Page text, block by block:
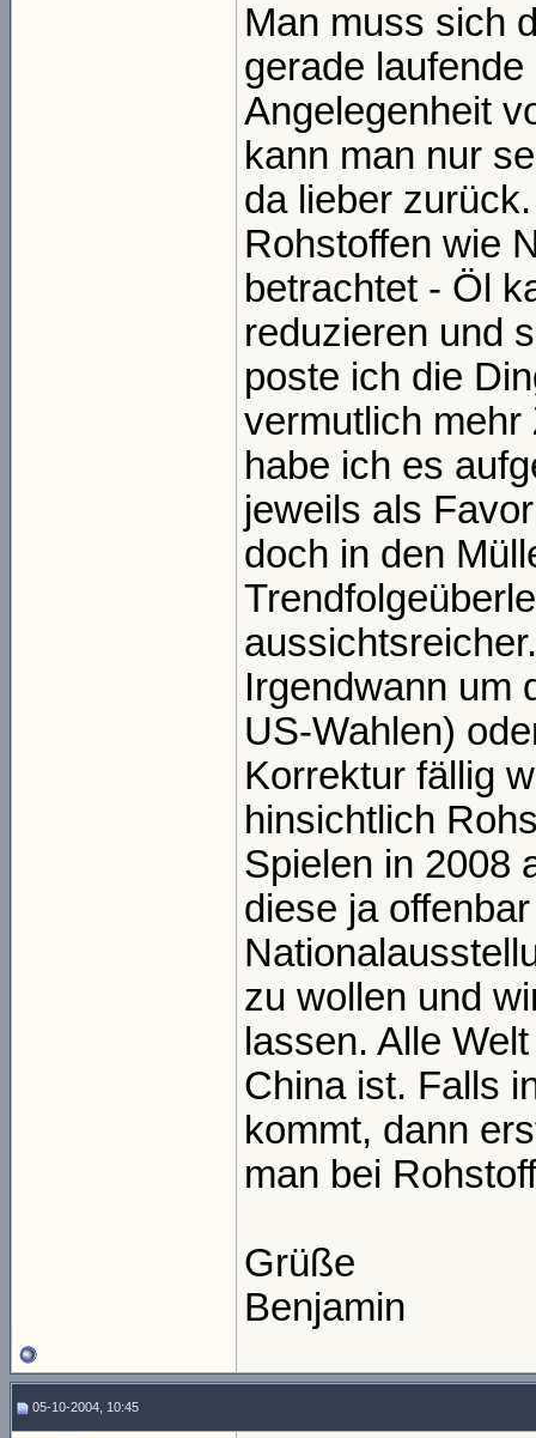
Man muss sich
gerade
Angelegenheit
kann man nur
da lieber
Rohstoffen wie
betrachtet - Öl
reduzieren und
poste ich die
vermutlich mehr
habe ich es
jeweils als
doch in den
aussichtsreicher.
Irgendwann um
US-Wahlen)
Korrektur fällig
hinsichtlich
Spielen in 2008
diese ja
zu wollen und
lassen. Alle
China ist. Falls
kommt, dann
man bei
Grüße
Benjamin
05-10-2004, 10:45